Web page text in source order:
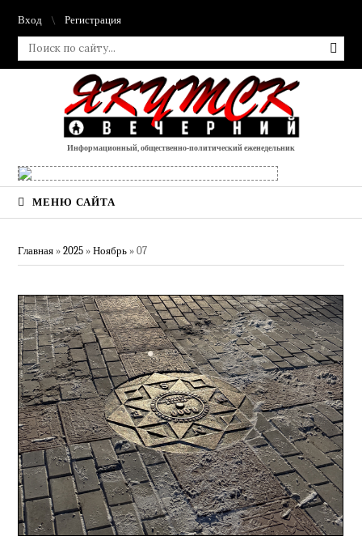
Вход Регистрация
Информационный, общественно-политический еженедельник
МЕНЮ САЙТА
Главная »2025 » Ноябрь » 07